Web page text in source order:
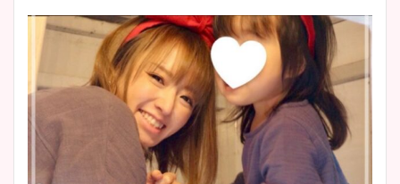
ヤバすぎww原因や痩せたダ
イエット方は？昔と現在を画
像比較！
豊島実季アナのカップ画像ま
とめ！美脚や水着姿に年齢も